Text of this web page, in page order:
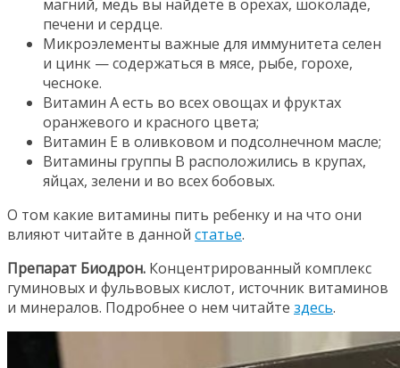
магний, медь вы найдете в орехах, шоколаде,
печени и сердце.
Микроэлементы важные для иммунитета селен
и цинк — содержаться в мясе, рыбе, горохе,
чесноке.
Витамин А есть во всех овощах и фруктах
оранжевого и красного цвета;
Витамин Е в оливковом и подсолнечном масле;
Витамины группы В расположились в крупах,
яйцах, зелени и во всех бобовых.
О том какие витамины пить ребенку и на что они
влияют читайте в данной статье.
Препарат Биодрон. Концентрированный комплекс
гуминовых и фульвовых кислот, источник витаминов
и минералов. Подробнее о нем читайте здесь.